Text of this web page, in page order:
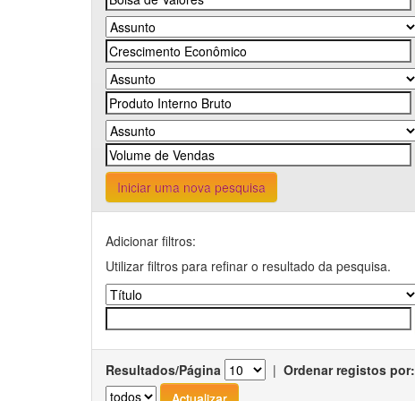
Iniciar uma nova pesquisa
Adicionar filtros:
Utilizar filtros para refinar o resultado da pesquisa.
Resultados/Página | Ordenar registos por: